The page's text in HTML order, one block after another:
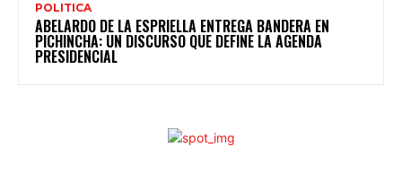
POLITICA
ABELARDO DE LA ESPRIELLA ENTREGA BANDERA EN
PICHINCHA: UN DISCURSO QUE DEFINE LA AGENDA
PRESIDENCIAL